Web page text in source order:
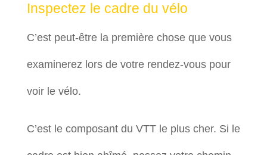
Inspectez le cadre du vélo
C’est peut-être la première chose que vous
examinerez lors de votre rendez-vous pour
voir le vélo.
C’est le composant du VTT le plus cher. Si le